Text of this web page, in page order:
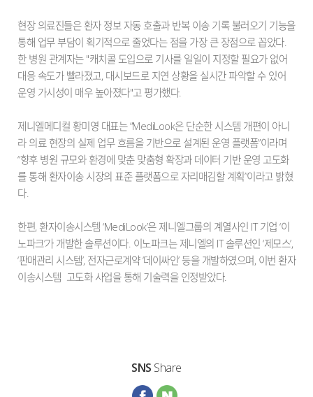
현장 의료진들은 환자 정보 자동 호출과 반복 이송 기록 불러오기 기능을
통해 업무 부담이 획기적으로 줄었다는 점을 가장 큰 장점으로 꼽았다.
한 병원 관계자는 "캐치콜 도입으로 기사를 일일이 지정할 필요가 없어
대응 속도가 빨라졌고, 대시보드로 지연 상황을 실시간 파악할 수 있어
운영 가시성이 매우 높아졌다"고 평가했다.
제니엘메디컬 황미영 대표는 “MediLook은 단순한 시스템 개편이 아니
라 의료 현장의 실제 업무 흐름을 기반으로 설계된 운영 플랫폼”이라며
“향후 병원 규모와 환경에 맞춘 맞춤형 확장과 데이터 기반 운영 고도화
를 통해 환자이송 시장의 표준 플랫폼으로 자리매김할 계획”이라고 밝혔
다.
한편, 환자이송시스템 ‘MediLook’은 제니엘그룹의 계열사인 IT 기업 ‘이
노파크’가 개발한 솔루션이다. 이노파크는 제니엘의 IT 솔루션인 ‘제모스’,
‘판매관리 시스템’, 전자근로계약 ‘데이싸인’ 등을 개발하였으며, 이번 환자
이송시스템 고도화 사업을 통해 기술력을 인정받았다.
SNS Share